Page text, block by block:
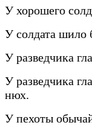
У хорошего
У солдата шило
У разведчика
У разведчика
нюх.
У пехоты